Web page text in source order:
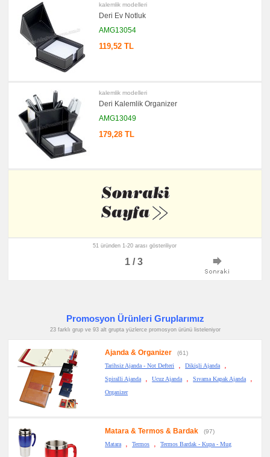
kalemlik modelleri
Deri Ev Notluk
AMG13054
119,52 TL
kalemlik modelleri
Deri Kalemlik Organizer
AMG13049
179,28 TL
51 üründen 1-20 arası gösteriliyor
1 / 3
Promosyon Ürünleri Gruplarımız
23 farklı grup ve 93 alt grupta yüzlerce promosyon ürünü listeleniyor
Ajanda & Organizer
(61)
Tarihsiz Ajanda - Not Defteri
, Dikişli Ajanda ,
Spiralli Ajanda , Ucuz Ajanda , Sıvama Kapak Ajanda ,
Organizer
Matara & Termos & Bardak
(97)
Matara
, Termos , Termos Bardak - Kupa - Mug